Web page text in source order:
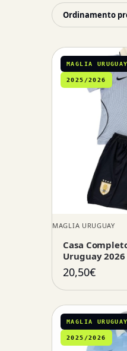
MAGLIA URUGUAY
2025/2026
MAGLIA URUGUAY
Casa
Uruguay
20,50€
MAGLIA URUGUAY
2025/2026